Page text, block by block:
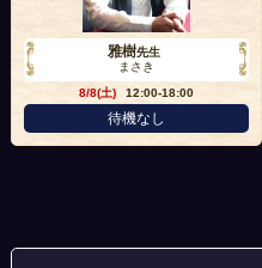
雅樹先生
まさき
8/8(土)
12:00-18:00
待機なし